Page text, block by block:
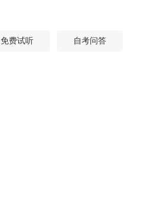
免费试听 自考问答